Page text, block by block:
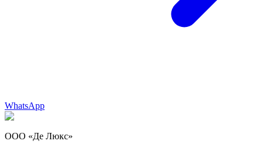
WhatsApp
ООО «Де Люкс»